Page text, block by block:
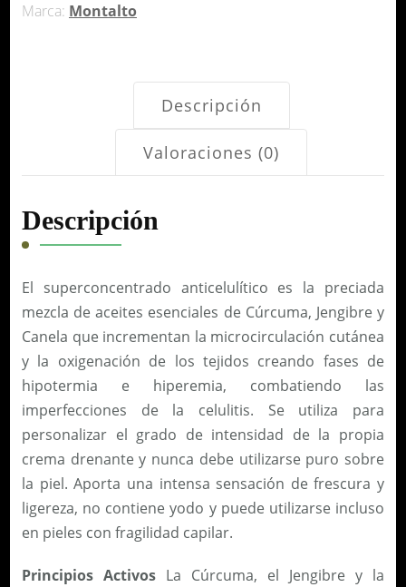
Marca: Montalto
Descripción
Valoraciones (0)
Descripción
El superconcentrado anticelulítico es la preciada
mezcla de aceites esenciales de Cúrcuma, Jengibre y
Canela que incrementan la microcirculación cutánea
y la oxigenación de los tejidos creando fases de
hipotermia e hiperemia, combatiendo las
imperfecciones de la celulitis. Se utiliza para
personalizar el grado de intensidad de la propia
crema drenante y nunca debe utilizarse puro sobre
la piel. Aporta una intensa sensación de frescura y
ligereza, no contiene yodo y puede utilizarse incluso
en pieles con fragilidad capilar.
Principios ActivosLa Cúrcuma, el Jengibre y la